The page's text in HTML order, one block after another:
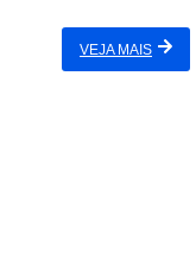
VEJA MAIS